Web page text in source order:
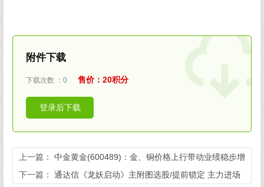
附件下载
下载次数 ：0 售价：20积分
登录后下载
上一篇： 中金黄金(600489)：金、铜价格上行带动业绩稳步增
长
下一篇： 通达信《龙妖启动》主附图选股/提前锁定 主力进场